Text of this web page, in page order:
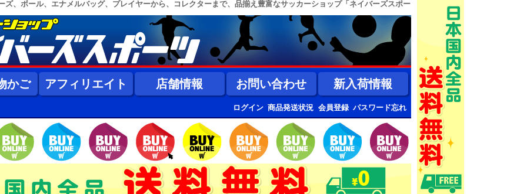
ズ、ボール、エナメルバッグ、プレイヤーから、コレクターまで、品揃え豊富なサッカーショップ「ネイバーズスポー
かご アフィリエイト 店舗情報 お問い合わせ 新入荷情報
ログイン 商品発送状況 会員登録 パスワード忘れ